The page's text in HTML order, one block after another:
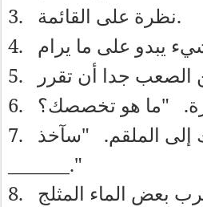
3.
نظرة على القائمة
.
4.
يبدو على ما يرام
5.
الصعب جدا أن تقرر
6.
.
"ما هو تخصصك؟
7.
إلى الملقم.
"سآخذ
_______."
8.
بعض الماء المثلج